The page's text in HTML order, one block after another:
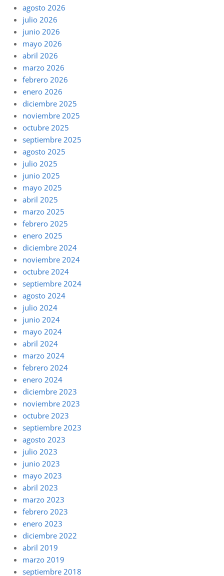
agosto 2026
julio 2026
junio 2026
mayo 2026
abril 2026
marzo 2026
febrero 2026
enero 2026
diciembre 2025
noviembre 2025
octubre 2025
septiembre 2025
agosto 2025
julio 2025
junio 2025
mayo 2025
abril 2025
marzo 2025
febrero 2025
enero 2025
diciembre 2024
noviembre 2024
octubre 2024
septiembre 2024
agosto 2024
julio 2024
junio 2024
mayo 2024
abril 2024
marzo 2024
febrero 2024
enero 2024
diciembre 2023
noviembre 2023
octubre 2023
septiembre 2023
agosto 2023
julio 2023
junio 2023
mayo 2023
abril 2023
marzo 2023
febrero 2023
enero 2023
diciembre 2022
abril 2019
marzo 2019
septiembre 2018